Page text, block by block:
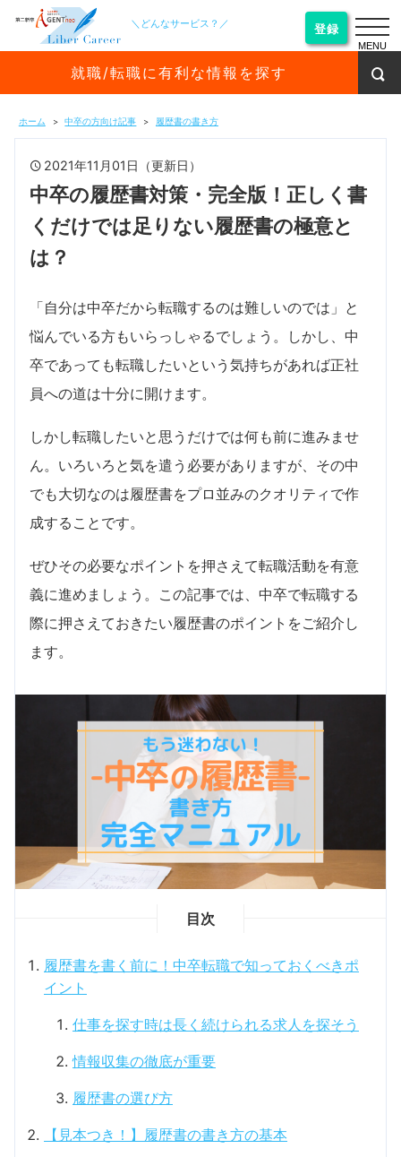
＼どんなサービス？／ 登録
就職/転職に有利な情報を探す
ホーム 中卒の方向け記事 履歴書の書き方
2021年11月01日（更新日）
中卒の履歴書対策・完全版！正しく書
くだけでは足りない履歴書の極意と
は？
「自分は中卒だから転職するのは難しいのでは」と
悩んでいる方もいらっしゃるでしょう。しかし、中
卒であっても転職したいという気持ちがあれば正社
員への道は十分に開けます。
しかし転職したいと思うだけでは何も前に進みませ
ん。いろいろと気を遣う必要がありますが、その中
でも大切なのは履歴書をプロ並みのクオリティで作
成することです。
ぜひその必要なポイントを押さえて転職活動を有意
義に進めましょう。この記事では、中卒で転職する
際に押さえておきたい履歴書のポイントをご紹介し
ます。
目次
履歴書を書く前に！中卒転職で知っておくべきポ
イント
仕事を探す時は長く続けられる求人を探そう
情報収集の徹底が重要
履歴書の選び方
【見本つき！】履歴書の書き方の基本
MENU